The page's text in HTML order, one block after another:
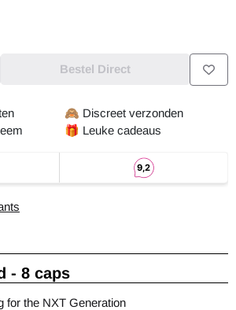
Bestel Direct
🙈 Discreet verzonden
🎁 Leuke cadeaus
- 8 caps
for the NXT Generation